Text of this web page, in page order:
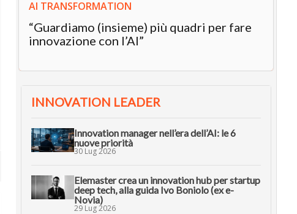
AI TRANSFORMATION
“Guardiamo (insieme) più quadri per fare
innovazione con l’AI”
INNOVATION LEADER
Innovation manager nell’era dell’AI: le 6
nuove priorità
30 Lug 2026
Elemaster crea un innovation hub per startup
deep tech, alla guida Ivo Boniolo (ex e-
Novia)
29 Lug 2026